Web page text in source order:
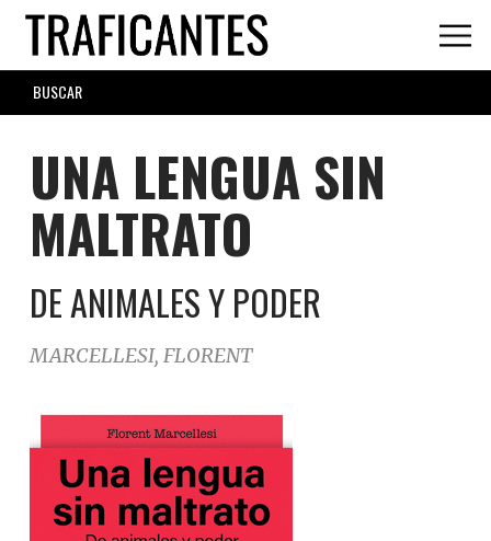
Skip
main
content
SEARCH
FORM
UNA LENGUA SIN
MALTRATO
DE ANIMALES Y PODER
MARCELLESI, FLORENT